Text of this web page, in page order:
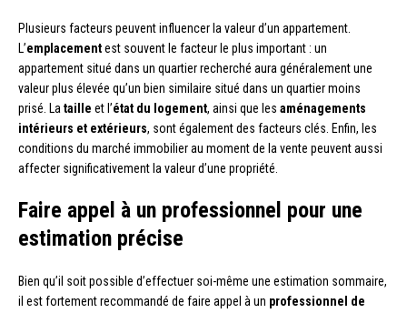
Plusieurs facteurs peuvent influencer la valeur d’un appartement.
L’emplacementest souvent le facteur le plus important : un
appartement situé dans un quartier recherché aura généralement une
valeur plus élevée qu’un bien similaire situé dans un quartier moins
prisé. Lataille et l’état du logement, ainsi que les aménagements
intérieurs et extérieurs, sont également des facteurs clés. Enfin, les
conditions du marché immobilier au moment de la vente peuvent aussi
affecter significativement la valeur d’une propriété.
Faire appel à un professionnel pour une
estimation précise
Bien qu’il soit possible d’effectuer soi-même une estimation sommaire,
il est fortement recommandé de faire appel à un professionnel de